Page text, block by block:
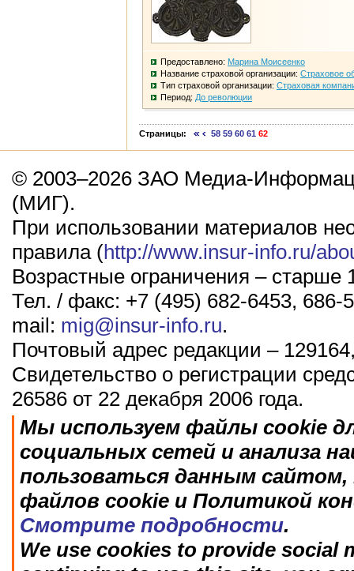
Предоставлено: Марина Моисеенко
Название страховой организации: Страховое
Тип страховой организации: Страховая
Период: До революции
Страницы: 58 59 60 61 62
© 2003–2026 ЗАО Медиа-
(МИГ).
При использовании материалов
правила (http://www.insur-info.ru/
Возрастные ограничения – старше
Тел. / факс: +7 (495) 682-6453, 686-
mail: mig@insur-info.ru.
Почтовый адрес редакции –
Свидетельство о регистрации
26586 от 22 декабря 2006 года.
Мы используем файлы cookie
социальных сетей и анализа
пользоваться данным
файлов cookie и Политикой
Смотрите подробности.
We use cookies to provide social